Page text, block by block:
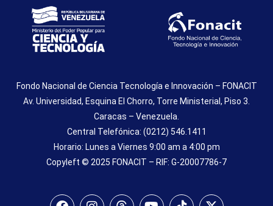
Fondo Nacional de Ciencia Tecnología e Innovación – FONACIT
Av. Universidad, Esquina El Chorro, Torre Ministerial, Piso 3.
Caracas – Venezuela.
Central Telefónica: (0212) 546.1411
Horario: Lunes a Viernes 9:00 am a 4:00 pm
Copyleft © 2025 FONACIT – RIF: G-20007786-7